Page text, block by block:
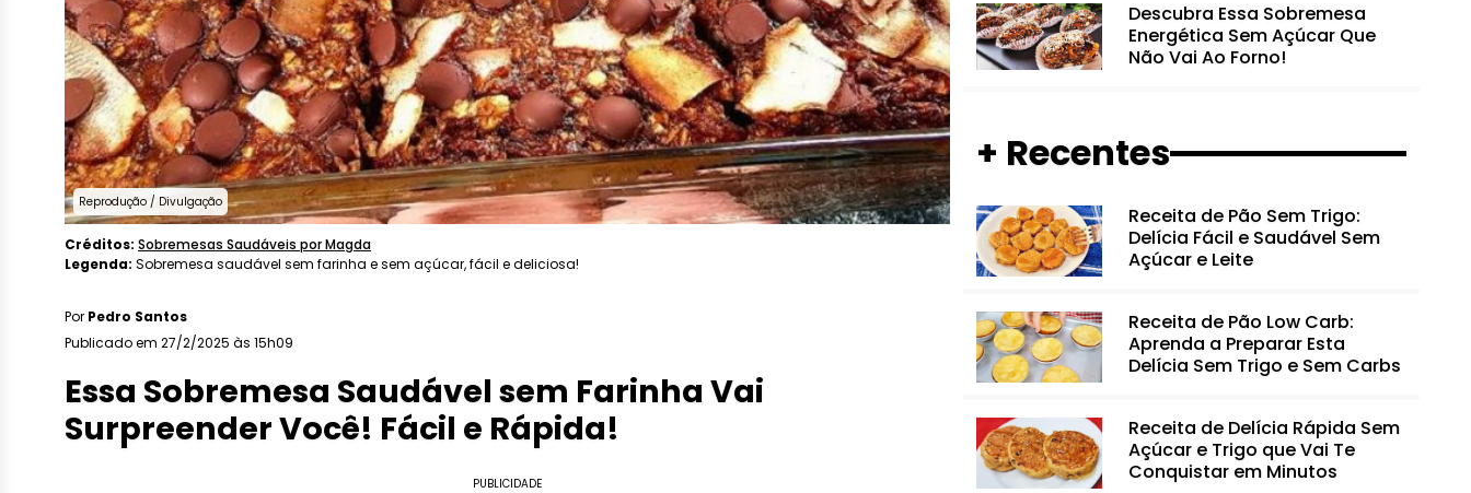
Reprodução / Divulgação
Créditos: Sobremesas Saudáveis ​​por Magda
Legenda: Sobremesa saudável sem farinha e sem açúcar, fácil e deliciosa!
Por Pedro Santos
Publicado em 27/2/2025 às 15h09
Essa Sobremesa Saudável sem Farinha Vai
Surpreender Você! Fácil e Rápida!
PUBLICIDADE
Descubra Essa Sobremesa
Energética Sem Açúcar Que
Não Vai Ao Forno!
+ Recentes
Receita de Pão Sem Trigo:
Delícia Fácil e Saudável Sem
Açúcar e Leite
Receita de Pão Low Carb:
Aprenda a Preparar Esta
Delícia Sem Trigo e Sem Carbs
Receita de Delícia Rápida Sem
Açúcar e Trigo que Vai Te
Conquistar em Minutos